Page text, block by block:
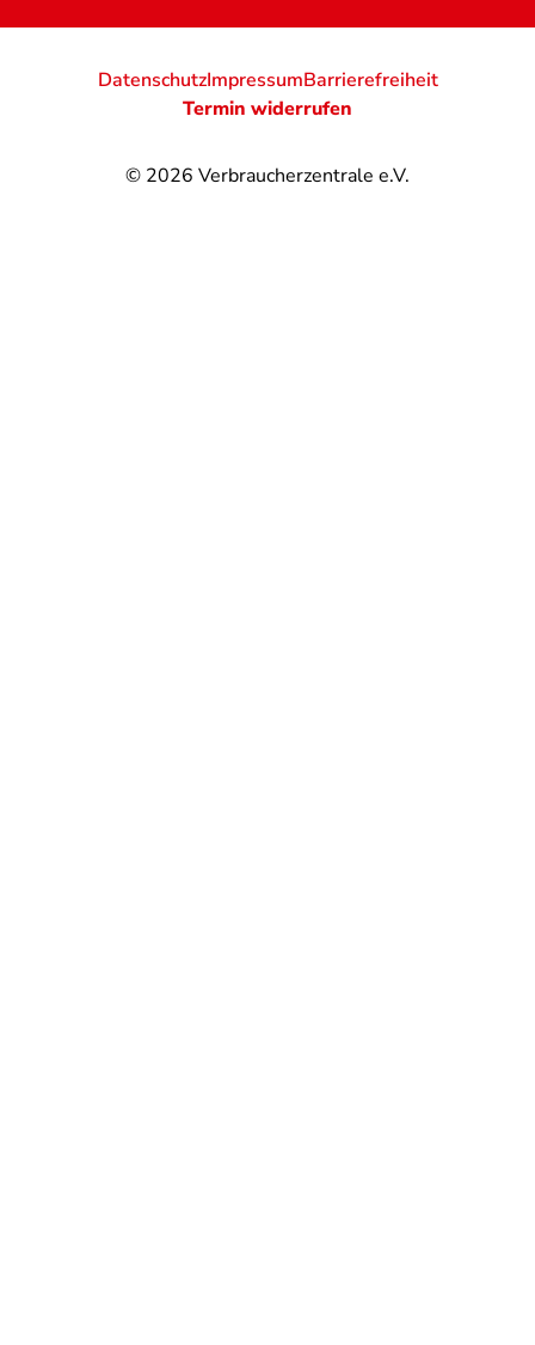
© 2026 Verbraucherzentrale e.V.
DatenschutzImpressumBarrierefreiheit
Termin widerrufen